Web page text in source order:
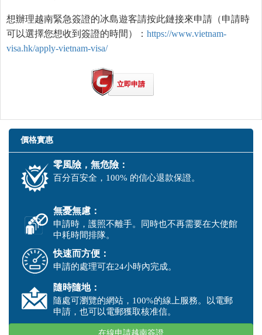
想辦理越南緊急簽證的冰島遊客請按此鏈接來申請（申請時
可以選擇您想收到簽證的時間）： https://www.vietnam-
visa.hk/apply-vietnam-visa/
立即申請
價格實惠
零風險，無危險：
百分百安全，100% 的信心退款保證。
無憂無慮：
申請時，護照不離手。同時也不再需要在大使館
中耗時間排隊。
快速而方便：
申請的處理可在24小時內完成。
隨時隨地：
隨處可瀏覽的網站，100%的線上服務。以電郵
申請，也可以電郵獲取核准信。
在線申請越南簽證